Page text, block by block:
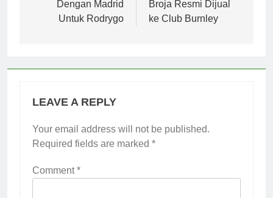
Dengan Madrid
Untuk Rodrygo
Broja Resmi Dijual
ke Club Burnley
LEAVE A REPLY
Your email address will not be published.
Required fields are marked *
Comment*